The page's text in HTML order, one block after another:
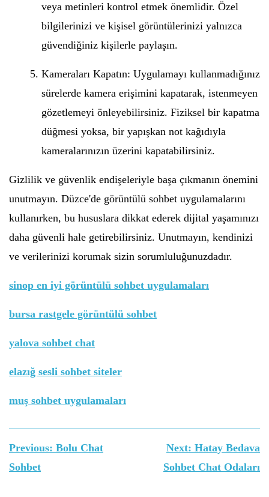
veya metinleri kontrol etmek önemlidir. Özel
bilgilerinizi ve kişisel görüntülerinizi yalnızca
güvendiğiniz kişilerle paylaşın.
Kameraları Kapatın: Uygulamayı kullanmadığınız
sürelerde kamera erişimini kapatarak, istenmeyen
gözetlemeyi önleyebilirsiniz. Fiziksel bir kapatma
düğmesi yoksa, bir yapışkan not kağıdıyla
kameralarınızın üzerini kapatabilirsiniz.
Gizlilik ve güvenlik endişeleriyle başa çıkmanın önemini
unutmayın. Düzce'de görüntülü sohbet uygulamalarını
kullanırken, bu hususlara dikkat ederek dijital yaşamınızı
daha güvenli hale getirebilirsiniz. Unutmayın, kendinizi
ve verilerinizi korumak sizin sorumluluğunuzdadır.
sinop en iyi görüntülü sohbet uygulamaları
bursa rastgele görüntülü sohbet
yalova sohbet chat
elazığ sesli sohbet siteler
muş sohbet uygulamaları
Yazı
gezinmesi
Previous: Bolu Chat
Sohbet
Next: Hatay Bedava
Sohbet Chat Odaları